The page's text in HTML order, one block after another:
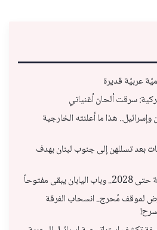
عربيّة قديرة
سرقت ألحان أغنياتي
هذا ما أعلنته الخارجية
بعد تسللهن إلى جنوب لبنان بهدف
مفتوحاً
لموقف مُحرج.. انسحاب الفرقة